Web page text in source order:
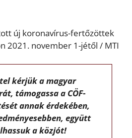
új koronavírus-fertőzöttek
2021. november 1-jétől / MTI
kérjük a magyar
támogassa a CÖF-
annak érdekében,
együtt
a közjót!